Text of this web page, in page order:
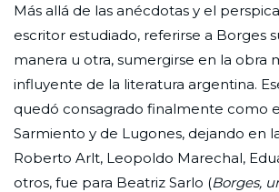
Más allá de las anécdotas y el
escritor estudiado, referirse a Borges
manera u otra, sumergirse en la obra
influyente de la literatura argentina.
quedó consagrado finalmente como
Sarmiento y de Lugones, dejando en
Roberto Arlt, Leopoldo Marechal,
otros, fue para Beatriz Sarlo (Borges,